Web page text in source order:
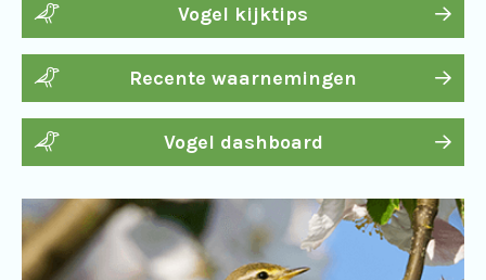
Vogel kijktips
Recente waarnemingen
Vogel dashboard